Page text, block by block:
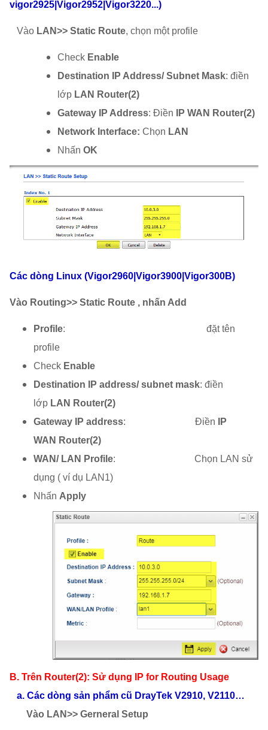
vigor2925|Vigor2952|Vigor3220...)
Vào LAN>> Static Route, chọn một profile
Check Enable
Destination IP Address/ Subnet Mask: điền
lớp LAN Router(2)
Gateway IP Address: Điền IP WAN Router(2)
Network Interface: Chọn LAN
Nhấn OK
Các dòng Linux (Vigor2960|Vigor3900|Vigor300B)
Vào Routing>> Static Route , nhấn Add
Profile: đặt tên
profile
Check Enable
Destination IP address/ subnet mask: điền
lớp LAN Router(2)
Gateway IP address: Điền
IP
WAN Router(2)
WAN/ LAN Profile: Chọn LAN sử
dụng ( ví dụ LAN1)
Nhấn Apply
B. Trên Router(2): Sử dụng IP for Routing Usage
a. Các dòng sản phẩm cũ DrayTek V2910, V2110…
Vào LAN>> Gerneral Setup